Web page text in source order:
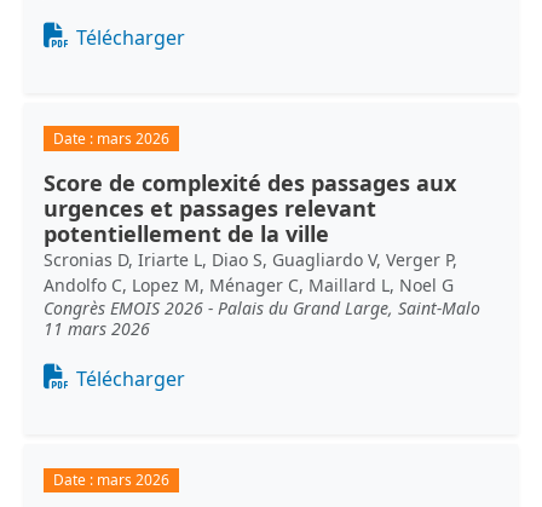
Document
Télécharger
Date : mars 2026
Score de complexité des passages aux
urgences et passages relevant
potentiellement de la ville
Scronias D, Iriarte L, Diao S, Guagliardo V, Verger P,
Andolfo C, Lopez M, Ménager C, Maillard L, Noel G
Congrès EMOIS 2026 - Palais du Grand Large, Saint-Malo
11 mars 2026
Document
Télécharger
Date : mars 2026